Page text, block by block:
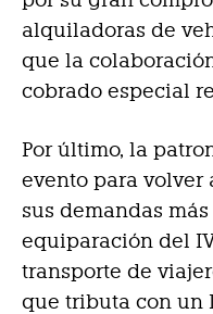
alquiladoras de
que la
cobrado especial
Por último, la
evento para volver
sus demandas
equiparación del
transporte de
que tributa con un